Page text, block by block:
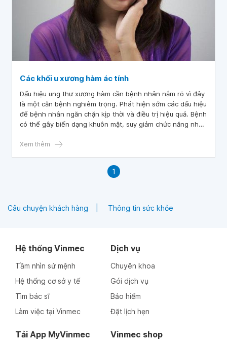
Các khối u xương hàm ác tính
Dấu hiệu ung thư xương hàm cần bệnh nhân nắm rõ vì đây
là một căn bệnh nghiêm trọng. Phát hiện sớm các dấu hiệu
để bệnh nhân ngăn chặn kịp thời và điều trị hiệu quả. Bệnh
có thể gây biến dạng khuôn mặt, suy giảm chức năng nhai
biết thêm thông tin về căn bệnh này.
Xem thêm
1
Câu chuyện khách hàng Thông tin sức khỏe
Hệ thống Vinmec
Tầm nhìn sứ mệnh
Hệ thống cơ sở y tế
Tìm bác sĩ
Làm việc tại Vinmec
Dịch vụ
Chuyên khoa
Gói dịch vụ
Bảo hiểm
Đặt lịch hẹn
Tải App MyVinmec Vinmec shop